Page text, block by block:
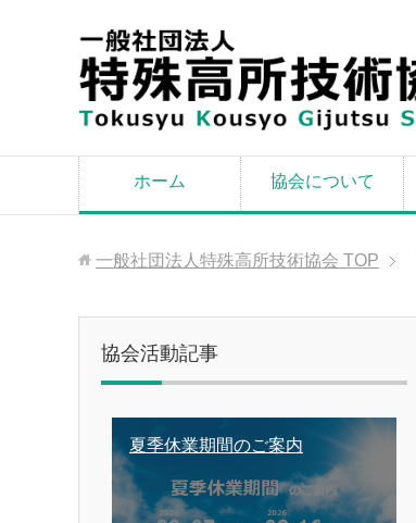
ホーム 協会について
一般社団法人特殊高所技術協会 TOP
協会活動記事
夏季休業期間のご案内